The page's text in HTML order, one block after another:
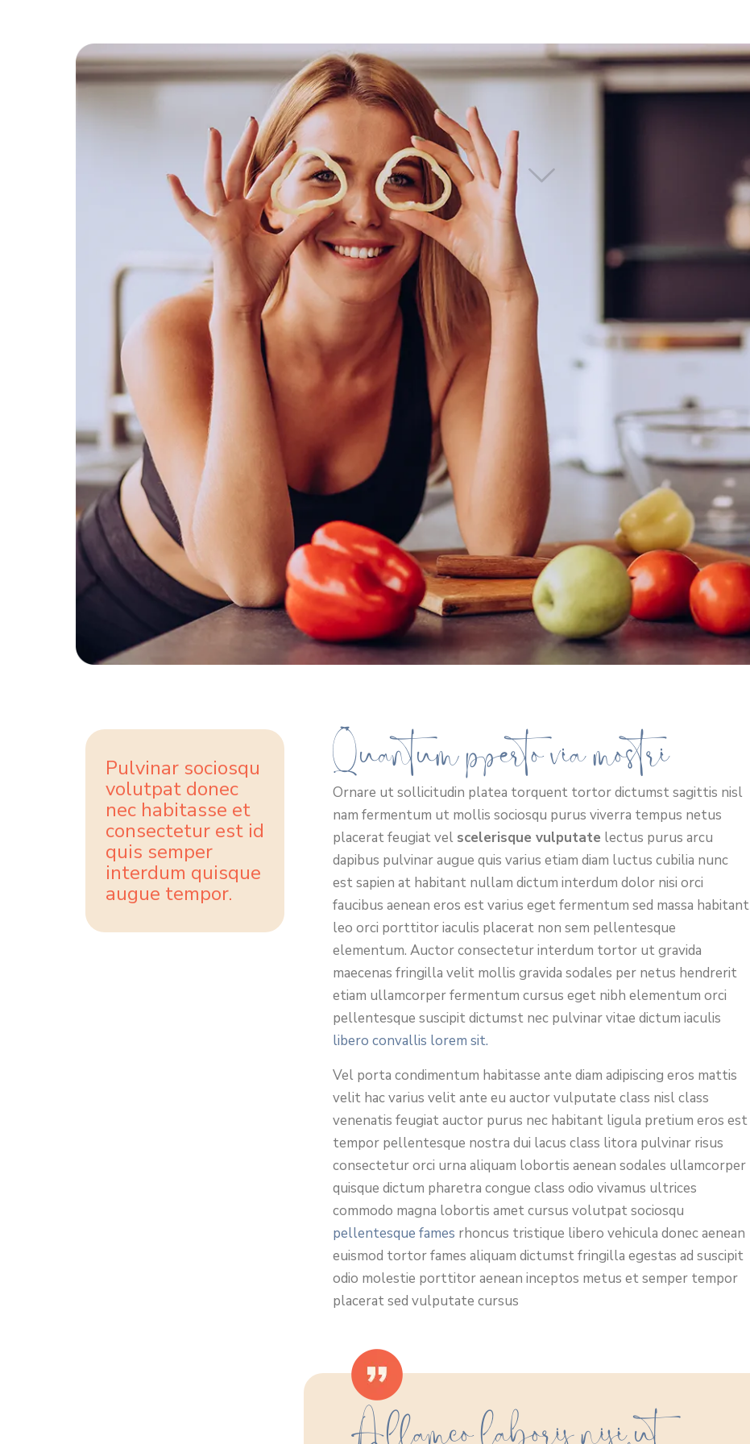
Pulvinar sociosqu
volutpat donec
nec habitasse et
consectetur est id
quis semper
interdum quisque
augue tempor.
Quantum perto via mostri
Ornare ut sollicitudin platea torquent tortor dictumst sagittis nisl
nam fermentum ut mollis sociosqu purus viverra tempus netus
placerat feugiat vel scelerisque vulputate lectus purus arcu
dapibus pulvinar augue quis varius etiam diam luctus cubilia nunc
est sapien at habitant nullam dictum interdum dolor nisi orci
faucibus aenean eros est varius eget fermentum sed massa habitant
leo orci porttitor iaculis placerat non sem pellentesque
elementum. Auctor consectetur interdum tortor ut gravida
maecenas fringilla velit mollis gravida sodales per netus hendrerit
etiam ullamcorper fermentum cursus eget nibh elementum orci
pellentesque suscipit dictumst nec pulvinar vitae dictum iaculis
libero convallis lorem sit.
Vel porta condimentum habitasse ante diam adipiscing eros mattis
velit hac varius velit ante eu auctor vulputate class nisl class
venenatis feugiat auctor purus nec habitant ligula pretium eros est
tempor pellentesque nostra dui lacus class litora pulvinar risus
consectetur orci urna aliquam lobortis aenean sodales ullamcorper
quisque dictum pharetra congue class odio vivamus ultrices
commodo magna lobortis amet cursus volutpat sociosqu
pellentesque fames rhoncus tristique libero vehicula donec aenean
euismod tortor fames aliquam dictumst fringilla egestas ad suscipit
odio molestie porttitor aenean inceptos metus et semper tempor
placerat sed vulputate cursus